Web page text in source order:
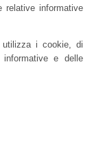
relative informative
utilizza i cookie, di
e delle